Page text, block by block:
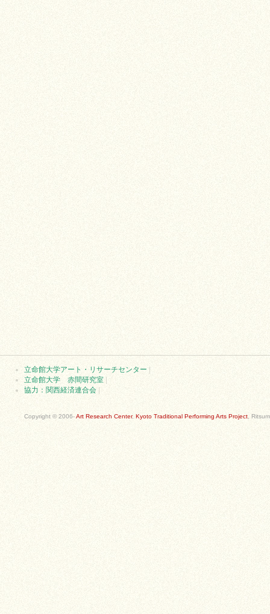
立命館大学アート・リサーチセンター
立命館大学 赤間研究室
協力：関西経済連合会
Copyright © 2006-Art Research Center, Kyoto Traditional Performing Arts Project ,